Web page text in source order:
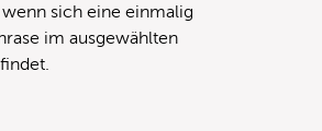
sich eine einmalig
im ausgewählten